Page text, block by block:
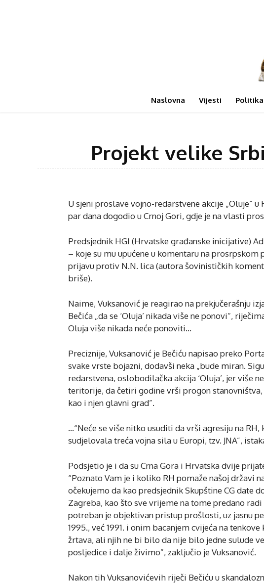
Naslovna Vijesti Politika
Projekt velike
U sjeni proslave vojno-redarstvene akcije „Oluje“
par dana dogodio u Crnoj Gori, gdje je na vlasti
Predsjednik HGI (Hrvatske građanske inicijative)
– koje su mu upućene u komentaru na
prijavu protiv N.N. lica (autora šovinističkih
briše).
Naime, Vuksanović je reagirao na prekjučerašnju
Bečića „da se ‘Oluja’ nikada više ne ponovi“,
Oluja više nikada neće ponoviti…
Preciznije, Vuksanović je Bečiću napisao preko
svake vrste bojazni, dodavši neka „bude miran.
redarstvena, oslobodilačka akcija ‘Oluja’, jer više
teritorije, da četiri godine vrši progon
kao i njen glavni grad”.
…“Neće se više nitko usuditi da vrši agresiju na
sudjelovala treća vojna sila u Europi, tzv. JNA”,
Podsjetio je i da su Crna Gora i Hrvatska dvije
“Poznato Vam je i koliko RH pomaže našoj državi
očekujemo da kao predsjednik Skupštine CG date
Zagreba, kao što sve vrijeme na tome predano
potreban je objektivan pristup prošlosti, uz jasnu
1995., već 1991. i onim bacanjem cvijeća na
žrtava, ali njih ne bi bilo da nije bilo jedne sulude
posljedice i dalje živimo”, zaključio je Vuksanović.
Nakon tih Vuksanovićevih riječi Bečiću u